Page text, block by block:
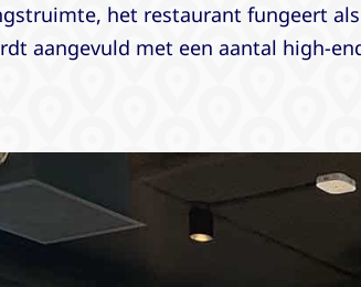
het restaurant fungeert
aangevuld met een aantal high-